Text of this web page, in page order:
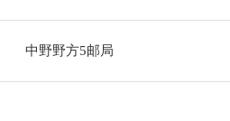
中野野方5邮局